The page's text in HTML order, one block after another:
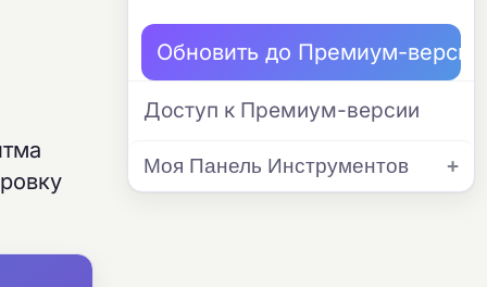
Обновить до Премиум-версии
Доступ к Премиум-версии
Моя Панель Инструментов